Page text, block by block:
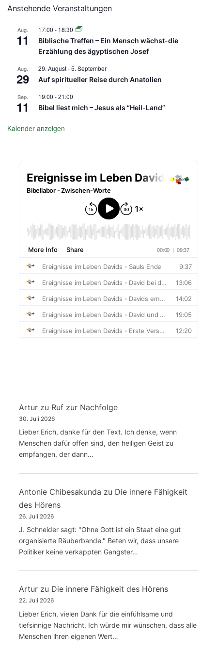
Anstehende Veranstaltungen
Aug.
11
17:00 - 18:30
Biblische Treffen – Ein Mensch wächst-die
Erzählung des ägyptischen Josef
Aug.
29
29. August-5. September
Auf spiritueller Reise durch Anatolien
Sep.
11
19:00 -21:00
Bibel liest mich – Jesus als “Heil-Land”
Kalender anzeigen
Artur zu Ruf zur Nachfolge
30. Juli 2026
Lieber Erich, danke für den Text. Ich denke, wenn
Menschen dafür offen sind, den heiligen Geist zu
empfangen, der dann…
Antonie Chibesakunda zu Die innere Fähigkeit
des Hörens
26. Juli 2026
J. Schneider sagt: "Ohne Gott ist ein Staat eine gut
organisierte Räuberbande." Beten wir, dass unsere
Politiker keine verkappten Gangster…
Artur zu Die innere Fähigkeit des Hörens
22. Juli 2026
Lieber Erich, vielen Dank für die einfühlsame und
tiefsinnige Nachricht. Ich würde mir wünschen, dass alle
Menschen ihren eigenen Wert…